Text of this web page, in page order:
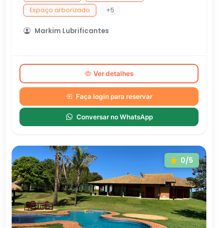
Espaço arborizado
+5
Markim Lubrificantes
Ver detalhes
Faça login para reservar
Conversar no WhatsApp
0/5